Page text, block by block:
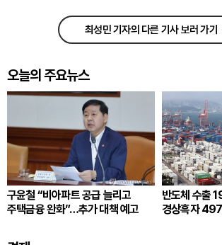
최성민 기자의 다른 기사 보러 가기
오늘의 주요뉴스
구윤철 “비아파트 공급 늘리고
주택금융 완화”…추가 대책 예고
반도체 수출
경상흑자 497